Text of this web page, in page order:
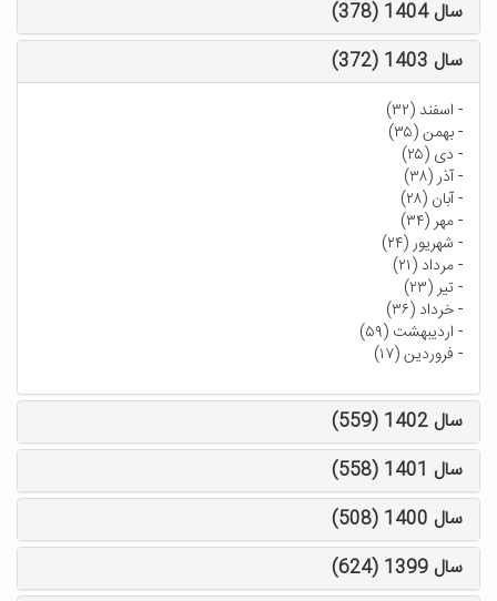
سال 1404 (378)
سال 1403 (372)
- اسفند (۳۲)
-بهمن (۳۵)
- دی (۲۵)
-آذر (۳۸)
-آبان (۲۸)
-مهر (۳۴)
- شهریور (۲۴)
-مرداد (۲۱)
-تیر (۲۳)
-خرداد (۳۶)
- اردیبهشت (۵۹)
- فروردین (۱۷)
سال 1402 (559)
سال 1401 (558)
سال 1400 (508)
سال 1399 (624)